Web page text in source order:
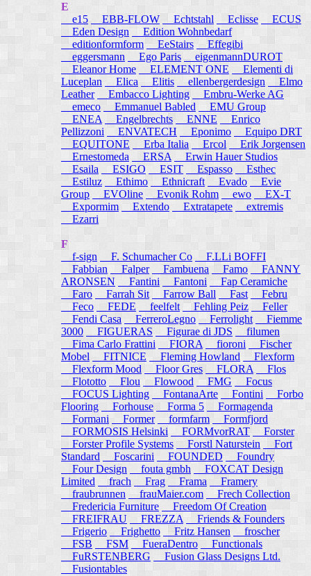
E
e15 EBB-FLOW Echtstahl Eclisse
ECUS
Eden Design
Edition Wohnbedarf
editionformform
EeStairs
Effegibi
eggersmann
Ego Paris
eigenmannDUROT
Eleanor Home
ELEMENT ONE
Elementi di
Luceplan
Elica Elitis ellenbergerdesign
Elmo
Leather
Embacco Lighting
Embru-Werke AG
emeco
Emmanuel Babled
EMU Group
ENEA
Engelbrechts ENNE
Enrico
Pellizzoni ENVATECH Eponimo
Equipo DRT
EQUITONE
Erba Italia Ercol
Erik Jorgensen
Ernestomeda
ERSA
Erwin Hauer Studios
Esaila
ESIGO ESIT Espasso
Esthec
Estiluz
Ethimo Ethnicraft Evado
Evie
Group
EVOline Evonik Rohm ewo
EX-T
Expormim
Extendo Extratapete
extremis
Ezarri
F
f-sign
F. Schumacher Co
F.LLi BOFFI
Fabbian
Falper Fambuena Famo
FANNY
ARONSEN
Fantini Fantoni
Fap Ceramiche
Faro
Farrah Sit Farrow Ball Fast
Febru
Feco
FEDE feelfelt Fehling Peiz
Feller
Fendi Casa
FerreroLegno Ferrolight
Fiemme
3000
FIGUERAS Figurae di JDS
filumen
Fima Carlo Frattini
FIORA fioroni
Fischer
Mobel
FITNICE Fleming Howland
Flexform
Flexform Mood
Floor Gres FLORA
Flos
Flototto
Flou Flowood FMG
Focus
FOCUS Lighting
FontanaArte Fontini
Forbo
Flooring
Forhouse Forma 5
Formagenda
Formani
Former formfarm
Formfjord
FORMOSIS Helsinki
FORMvorRAT
Forster
Forster Profile Systems
Forstl Naturstein
Fort
Standard
Foscarini FOUNDED
Foundry
Four Design
fouta gmbh
FOXCAT Design
Limited
frach Frag Frama
Framery
fraubrunnen
frauMaier.com
Frech Collection
Fredericia Furniture
Freedom Of Creation
FREIFRAU
FREZZA
Friends & Founders
Frigerio
Frighetto Fritz Hansen
froscher
FSB
FSM FueraDentro
Functionals
FuRSTENBERG
Fusion Glass Designs Ltd.
Fusiontables